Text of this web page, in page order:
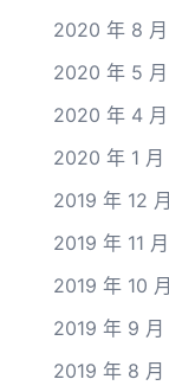
2020 年 8 月
2020 年 5 月
2020 年 4 月
2020 年 1 月
2019 年 12 月
2019 年 11 月
2019 年 10 月
2019 年 9 月
2019 年 8 月